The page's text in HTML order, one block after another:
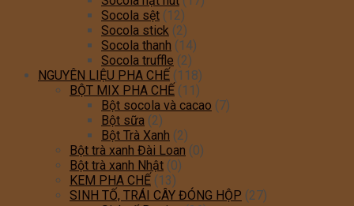
Socola sệt (12)
Socola stick (2)
Socola thanh (14)
Socola truffle (2)
NGUYÊN LIỆU PHA CHẾ (118)
BỘT MIX PHA CHẾ (11)
Bột socola và cacao (7)
Bột sữa (2)
Bột Trà Xanh (2)
Bột trà xanh Đài Loan (0)
Bột trà xanh Nhật (0)
KEM PHA CHẾ (13)
SINH TỐ, TRÁI CÂY ĐÓNG HỘP (27)